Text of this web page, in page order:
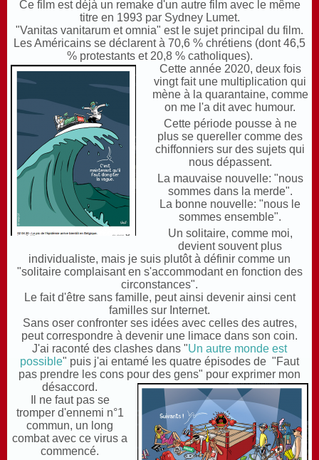
Ce film est déjà un remake d'un autre film avec le même
titre en 1993 par Sydney Lumet.
"Vanitas vanitarum et omnia" est le sujet principal du film.
Les Américains se déclarent à 70,6 % chrétiens (dont 46,5
% protestants et 20,8 % catholiques).
Cette année 2020, deux fois
vingt fait une multiplication qui
mène à la quarantaine, comme
on me l'a dit avec humour.
Cette période pousse à ne
plus se quereller comme des
chiffonniers sur des sujets qui
nous dépassent.
La mauvaise nouvelle: "nous
sommes dans la merde".
La bonne nouvelle: "nous le
sommes ensemble".
Un solitaire, comme moi,
devient souvent plus
individualiste, mais je suis plutôt à définir comme un
"solitaire complaisant en s'accommodant en fonction des
circonstances".
Le fait d'être sans famille, peut ainsi devenir ainsi cent
familles sur Internet.
Sans oser confronter ses idées avec celles des autres,
peut correspondre à devenir une limace dans son coin.
J'ai raconté des clashes dans "Un autre monde est
possible" puis j'ai entamé les quatre épisodes de "Faut
pas prendre les cons pour des gens" pour exprimer mon
désaccord.
Il ne faut pas se
tromper d'ennemi n°1
commun, un long
combat avec ce virus a
commencé.